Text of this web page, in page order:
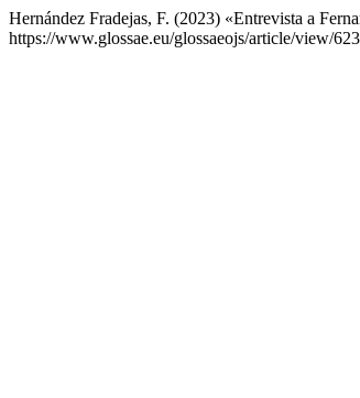
Hernández Fradejas, F. (2023) «Entrevista a
https://www.glossae.eu/glossaeojs/article/view/